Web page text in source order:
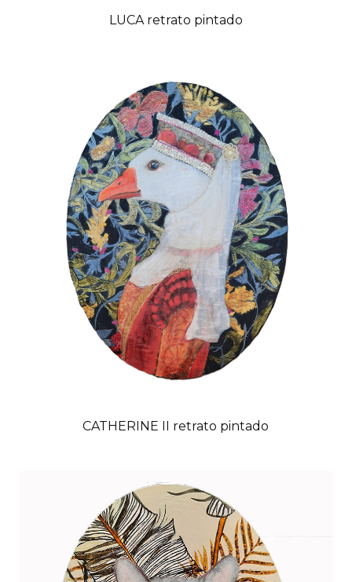
LUCA retrato pintado
CATHERINE II retrato pintado